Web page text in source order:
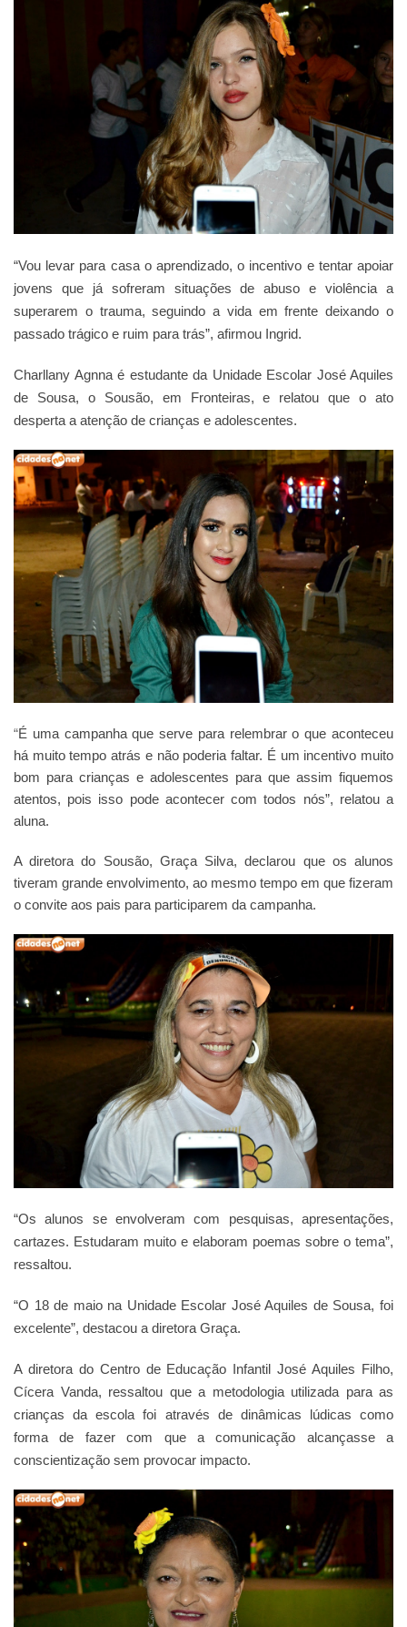
“Vou levar para casa o aprendizado, o incentivo e tentar apoiar
jovens que já sofreram situações de abuso e violência a
superarem o trauma, seguindo a vida em frente deixando o
passado trágico e ruim para trás”, afirmou Ingrid.
Charllany Agnna é estudante da Unidade Escolar José Aquiles
de Sousa, o Sousão, em Fronteiras, e relatou que o ato
desperta a atenção de crianças e adolescentes.
“É uma campanha que serve para relembrar o que aconteceu
há muito tempo atrás e não poderia faltar. É um incentivo muito
bom para crianças e adolescentes para que assim fiquemos
atentos, pois isso pode acontecer com todos nós”, relatou a
aluna.
A diretora do Sousão, Graça Silva, declarou que os alunos
tiveram grande envolvimento, ao mesmo tempo em que fizeram
o convite aos pais para participarem da campanha.
“Os alunos se envolveram com pesquisas, apresentações,
cartazes. Estudaram muito e elaboram poemas sobre o tema”,
ressaltou.
“O 18 de maio na Unidade Escolar José Aquiles de Sousa, foi
excelente”, destacou a diretora Graça.
A diretora do Centro de Educação Infantil José Aquiles Filho,
Cícera Vanda, ressaltou que a metodologia utilizada para as
crianças da escola foi através de dinâmicas lúdicas como
forma de fazer com que a comunicação alcançasse a
conscientização sem provocar impacto.